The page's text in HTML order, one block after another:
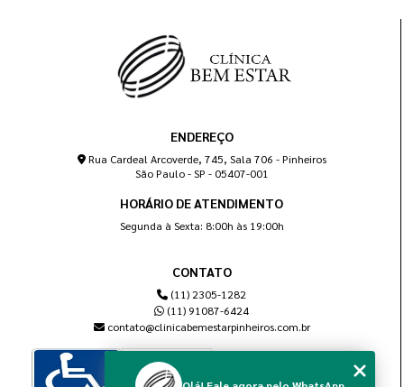
ENDEREÇO
Rua Cardeal Arcoverde, 745, Sala 706 - Pinheiros
São Paulo - SP - 05407-001
HORÁRIO DE ATENDIMENTO
Segunda à Sexta: 8:00h às 19:00h
CONTATO
(11) 2305-1282
(11) 91087-6424
contato@clinicabemestarpinheiros.com.br